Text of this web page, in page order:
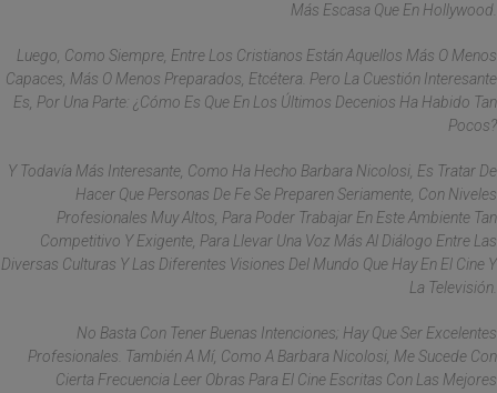
Más Escasa Que En Hollywood.
Luego, Como Siempre, Entre Los Cristianos Están Aquellos Más O Menos
Capaces, Más O Menos Preparados, Etcétera. Pero La Cuestión Interesante
Es, Por Una Parte: ¿cómo Es Que En Los Últimos Decenios Ha Habido Tan
Pocos?
Y Todavía Más Interesante, Como Ha Hecho Barbara Nicolosi, Es Tratar De
Hacer Que Personas De Fe Se Preparen Seriamente, Con Niveles
Profesionales Muy Altos, Para Poder Trabajar En Este Ambiente Tan
Competitivo Y Exigente, Para Llevar Una Voz Más Al Diálogo Entre Las
Diversas Culturas Y Las Diferentes Visiones Del Mundo Que Hay En El Cine Y
La Televisión.
No Basta Con Tener Buenas Intenciones; Hay Que Ser Excelentes
Profesionales. También A Mí, Como A Barbara Nicolosi, Me Sucede Con
Cierta Frecuencia Leer Obras Para El Cine Escritas Con Las Mejores